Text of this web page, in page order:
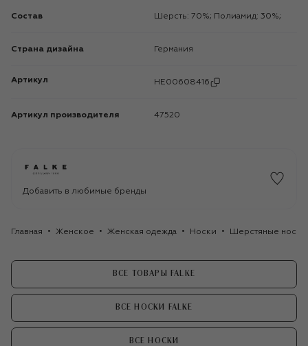
Состав Шерсть: 70%; Полиамид: 30%;
Страна дизайна Германия
Артикул HE00608416
Артикул производителя 47520
Добавить в любимые бренды
Главная Женское Женская одежда Носки Шерстяные носки
ВСЕ ТОВАРЫ FALKE
ВСЕ НОСКИ FALKE
ВСЕ НОСКИ